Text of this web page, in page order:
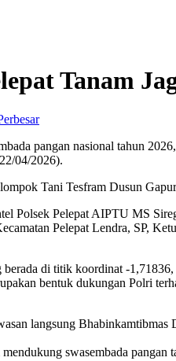
Tanam
pangan nasional tahun
04/2026).
Tani Tesfram Dusun
Polsek Pelepat AIPTU MS
Pelepat Lendra, SP,
di titik koordinat -
bentuk dukungan Polri
langsung
swasembada